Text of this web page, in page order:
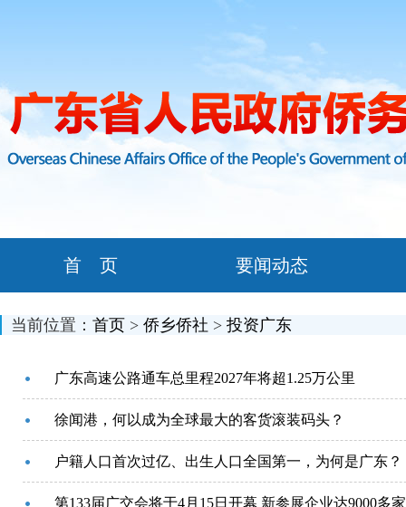
首 页 要闻动态
当前位置： 首页 > 侨乡侨社 > 投资广东
广东高速公路通车总里程2027年将超1.25万公里
徐闻港，何以成为全球最大的客货滚装码头？
户籍人口首次过亿、出生人口全国第一，为何是广东？
第133届广交会将于4月15日开幕 新参展企业达9000多家